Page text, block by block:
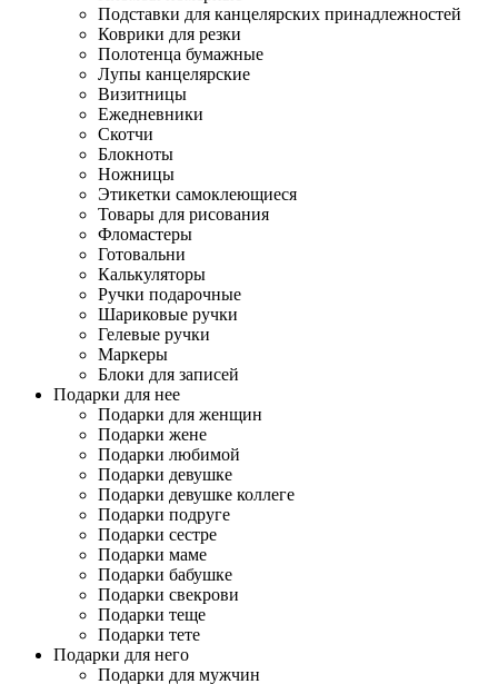
Подставки для канцелярских принадлежностей
Коврики для резки
Полотенца бумажные
Лупы канцелярские
Визитницы
Ежедневники
Скотчи
Блокноты
Ножницы
Этикетки самоклеющиеся
Товары для рисования
Фломастеры
Готовальни
Калькуляторы
Ручки подарочные
Шариковые ручки
Гелевые ручки
Маркеры
Блоки для записей
Подарки для нее
Подарки для женщин
Подарки жене
Подарки любимой
Подарки девушке
Подарки девушке коллеге
Подарки подруге
Подарки сестре
Подарки маме
Подарки бабушке
Подарки свекрови
Подарки теще
Подарки тете
Подарки для него
Подарки для мужчин